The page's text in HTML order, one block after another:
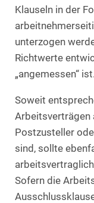
Klauseln in der
unterzogen
Richtwerte
„angemessen“ ist.
Soweit
Arbeitsverträgen
Postzusteller
sind, sollte
Sofern die